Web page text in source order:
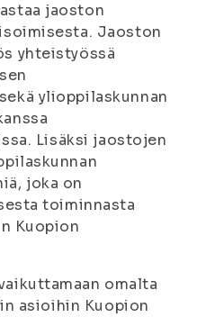
jaoston
Jaoston
yhteistyössä
ylioppilaskunnan
Lisäksi jaostojen
joka on
toiminnasta
Kuopion
omalta
asioihin Kuopion